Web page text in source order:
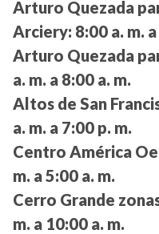
Arturo Quezada
Arciery: 8:00 a. m.
Arturo Quezada
a. m. a 8:00 a. m.
Altos de San
a. m. a 7:00 p. m.
Centro América
m. a 5:00 a. m.
Cerro Grande
m. a 10:00 a. m.